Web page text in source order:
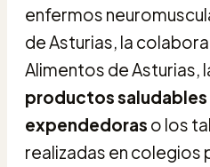
enfermos
de Asturias, la
Alimentos de Asturias,
productos saludables
expendedoras o los
realizadas en colegios